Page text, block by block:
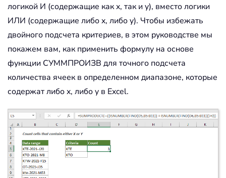
логикой И (содержащие как x, так и y), вместо логики
ИЛИ (содержащие либо x, либо y). Чтобы избежать
двойного подсчета критериев, в этом руководстве мы
покажем вам, как применить формулу на основе
функции СУММПРОИЗВ для точного подсчета
количества ячеек в определенном диапазоне, которые
содержат либо x, либо y в Excel.